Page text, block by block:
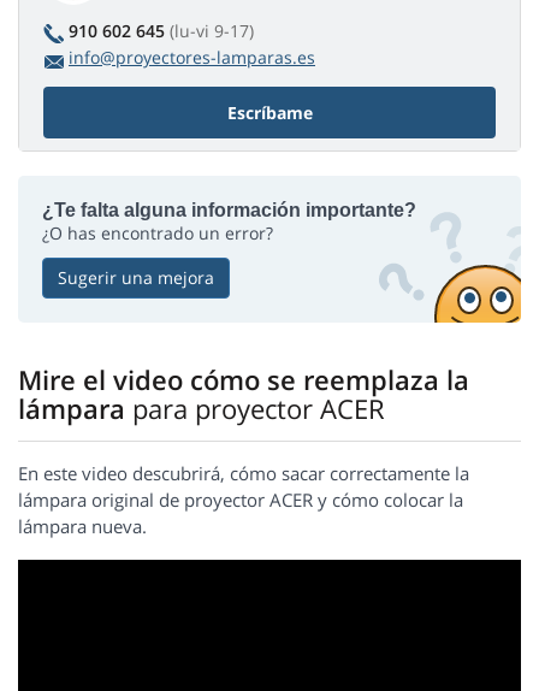
910 602 645 (lu-vi 9-17)
info@proyectores-lamparas.es
Escríbame
¿Te falta alguna información importante?
¿O has encontrado un error?
Sugerir una mejora
Mire el video cómo se reemplaza la
lámpara para proyector ACER
En este video descubrirá, cómo sacar correctamente la
lámpara original de proyector ACER y cómo colocar la
lámpara nueva.